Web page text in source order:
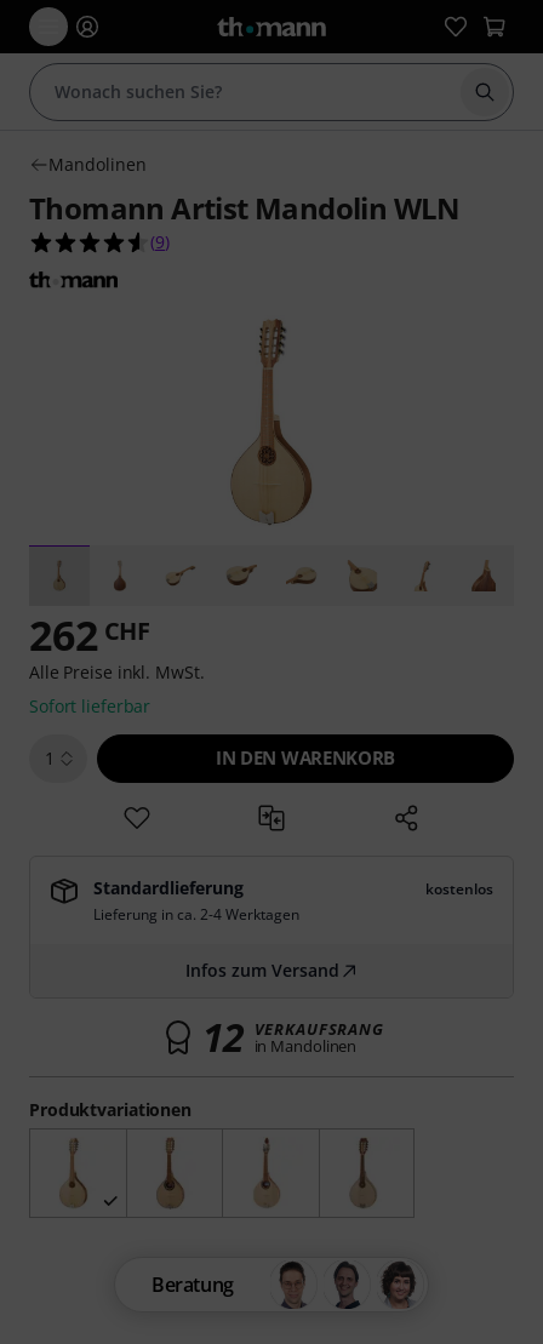
Suche
Mandolinen
Thomann Artist Mandolin WLN
4.6 von 5 Sternen aus 9 Kundenbewertungen
(9)
Produktvariationen
262 CHF
Alle Preise inkl. MwSt.
Sofort lieferbar
1 IN DEN WARENKORB
Standardlieferung
kostenlos
Lieferung in ca. 2-4 Werktagen
Infos zum Versand
12 VERKAUFSRANG
in Mandolinen
Beratung